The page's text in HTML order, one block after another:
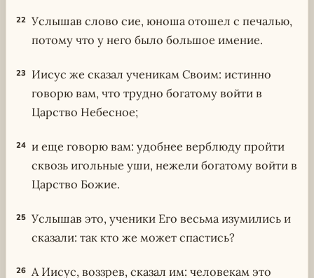
22 Услышав слово сие, юноша отошел с печалью,
потому что у него было большое имение.
23
Иисус же сказал ученикам Своим: истинно
говорю вам, что трудно богатому войти в
Царство Небесное;
24 и еще говорю вам: удобнее верблюду пройти
сквозь игольные уши, нежели богатому войти в
Царство Божие.
25 Услышав это, ученики Его весьма изумились и
сказали: так кто же может спастись?
26 А Иисус, воззрев, сказал им: человекам это